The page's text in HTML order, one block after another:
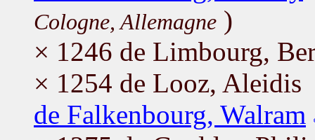
Cologne, Allemagne )
× 1246 de Limbourg,
× 1254 de Looz, Aleidis
de Falkenbourg, Walram